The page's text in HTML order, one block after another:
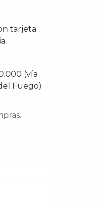
tarjeta
(vía
Fuego)